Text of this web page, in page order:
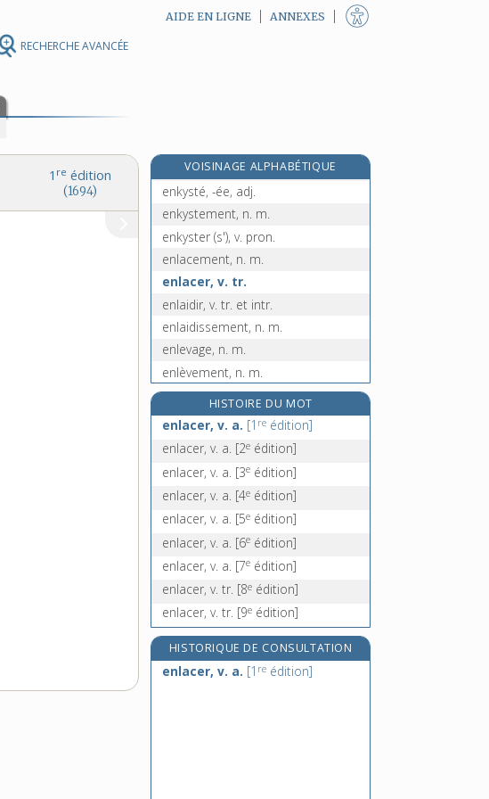
RECHERCHE AVANCÉE
AIDE EN LIGNE ANNEXES
1 re édition
(1694)
VOISINAGE ALPHABÉTIQUE
enkiridion, n. m.[4eédition]
enkysté, -ée, adj.
enkystement, n. m.
enkyster (s'), v. pron.
enlacement, n. m.
enlacer, v. tr.
enlaidir, v. tr. et intr.
enlaidissement, n. m.
enlevage, n. m.
enlèvement, n. m.
enlever, v. tr.
enlevure, n. f.
enlier, v. tr.
HISTOIRE DU MOT
enlacer, v. a. [1 re édition]
enlacer, v. a. [2e édition]
enlacer, v. a. [3e édition]
enlacer, v. a. [4e édition]
enlacer, v. a. [5e édition]
enlacer, v. a. [6e édition]
enlacer, v. a. [7e édition]
enlacer, v. tr. [8e édition]
enlacer, v. tr. [9e édition]
HISTORIQUE DE CONSULTATION
enlacer, v. a. [1 re édition]